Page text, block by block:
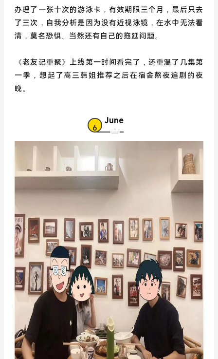
办理了一张十次的游泳卡，有效期限三个月，最后只去
了三次，自我分析是因为没有近视泳镜，在水中无法看
清，莫名恐惧、当然还有自己的拖延问题。
《老友记重聚》上线第一时间看完了，还重温了几集第
一季，想起了高三韩姐推荐之后在宿舍熬夜追剧的夜
晚。
June
6